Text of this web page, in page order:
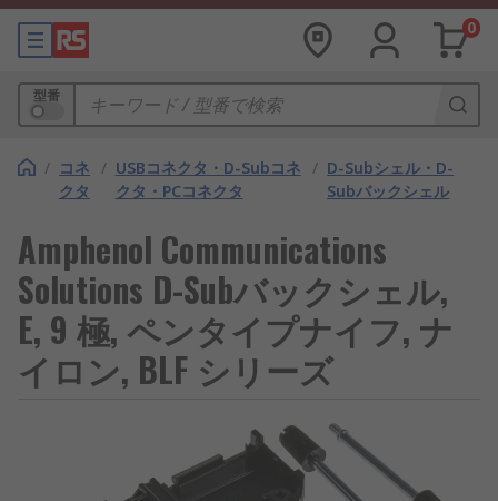
0
型番
/ コネ
クタ
/ USBコネクタ・D-Subコネ
クタ・PCコネクタ
/ D-Subシェル・D-
Subバックシェル
Amphenol Communications
Solutions D-Subバックシェル,
E, 9 極, ペンタイプナイフ, ナ
イロン, BLF シリーズ